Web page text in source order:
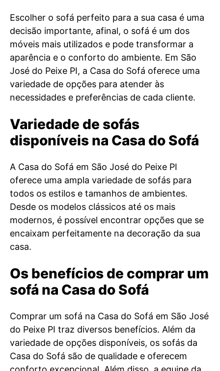
Escolher o sofá perfeito para a sua casa é uma
decisão importante, afinal, o sofá é um dos
móveis mais utilizados e pode transformar a
aparência e o conforto do ambiente. Em São
José do Peixe PI, a Casa do Sofá oferece uma
variedade de opções para atender às
necessidades e preferências de cada cliente.
Variedade de sofás
disponíveis na Casa do Sofá
A Casa do Sofá em São José do Peixe PI
oferece uma ampla variedade de sofás para
todos os estilos e tamanhos de ambientes.
Desde os modelos clássicos até os mais
modernos, é possível encontrar opções que se
encaixam perfeitamente na decoração da sua
casa.
Os benefícios de comprar um
sofá na Casa do Sofá
Comprar um sofá na Casa do Sofá em São José
do Peixe PI traz diversos benefícios. Além da
variedade de opções disponíveis, os sofás da
Casa do Sofá são de qualidade e oferecem